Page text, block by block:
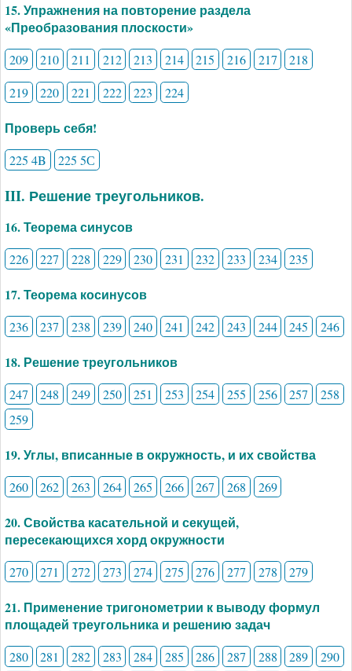
15. Упражнения на повторение раздела
«Преобразования плоскости»
209 210 211 212 213 214 215 216 217
218
219
220 221 222 223 224
Проверь себя!
225 4B 225 5С
III. Решение треугольников.
16. Теорема синусов
226 227 228 229 230 231 232 233 234 235
17. Теорема косинусов
236 237 238 239 240 241 242 243 244 245 246
18. Решение треугольников
247 248 249 250 251 253 254 255 256 257
258
259
19. Углы, вписанные в окружность, и их свойства
260 262 263 264 265 266 267 268 269
20. Свойства касательной и секущей,
пересекающихся хорд окружности
270 271 272 273 274 275 276 277 278 279
21. Применение тригонометрии к выводу формул
площадей треугольника и решению задач
280 281 282 283 284 285 286 287 288 289
290